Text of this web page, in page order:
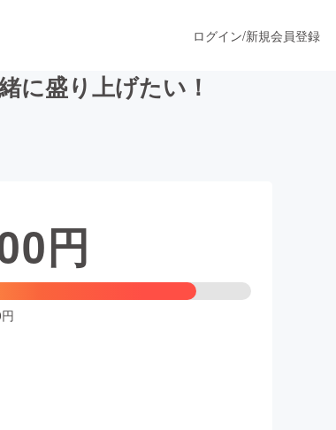
ファッション
ログイン/新規会員登録
に盛り上げたい！
円